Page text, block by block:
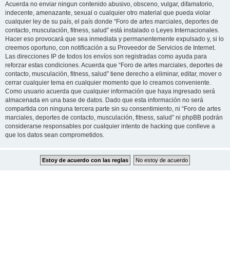
Acuerda no enviar ningun contenido abusivo, obsceno, vulgar, difamatorio,
indecente, amenazante, sexual o cualquier otro material que pueda violar
cualquier ley de su país, el país donde “Foro de artes marciales, deportes de
contacto, musculación, fitness, salud” está instalado o Leyes Internacionales.
Hacer eso provocará que sea inmediata y permanentemente expulsado y, si lo
creemos oportuno, con notificación a su Proveedor de Servicios de Internet.
Las direcciones IP de todos los envíos son registradas como ayuda para
reforzar estas condiciones. Acuerda que “Foro de artes marciales, deportes de
contacto, musculación, fitness, salud” tiene derecho a eliminar, editar, mover o
cerrar cualquier tema en cualquier momento que lo creamos conveniente.
Como usuario acuerda que cualquier información que haya ingresado será
almacenada en una base de datos. Dado que esta información no será
compartida con ninguna tercera parte sin su consentimiento, ni “Foro de artes
marciales, deportes de contacto, musculación, fitness, salud” ni phpBB podrán
considerarse responsables por cualquier intento de hacking que conlleve a
que los datos sean comprometidos.